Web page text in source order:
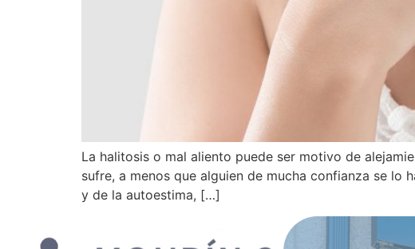
La halitosis o mal aliento puede ser motivo de
sufre, a menos que alguien de mucha confianza se lo
y de la autoestima, […]